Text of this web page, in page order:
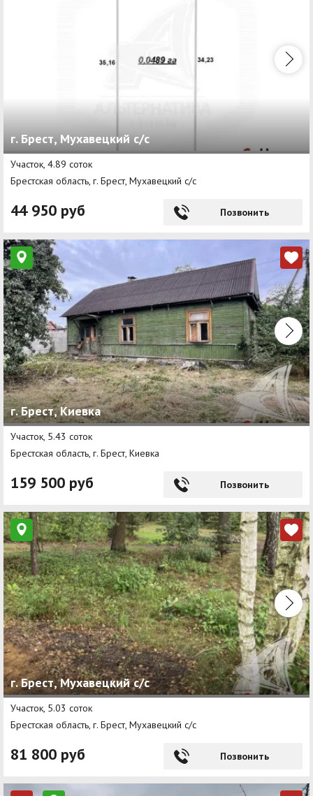
г. Брест, Мухавецкий с/с
Участок, 4.89 соток
Брестская область, г. Брест, Мухавецкий с/с
44 950 руб Позвонить
г. Брест, Киевка
Участок, 5.43 соток
Брестская область, г. Брест, Киевка
159 500 руб Позвонить
г. Брест, Мухавецкий с/с
Участок, 5.03 соток
Брестская область, г. Брест, Мухавецкий с/с
81 800 руб Позвонить